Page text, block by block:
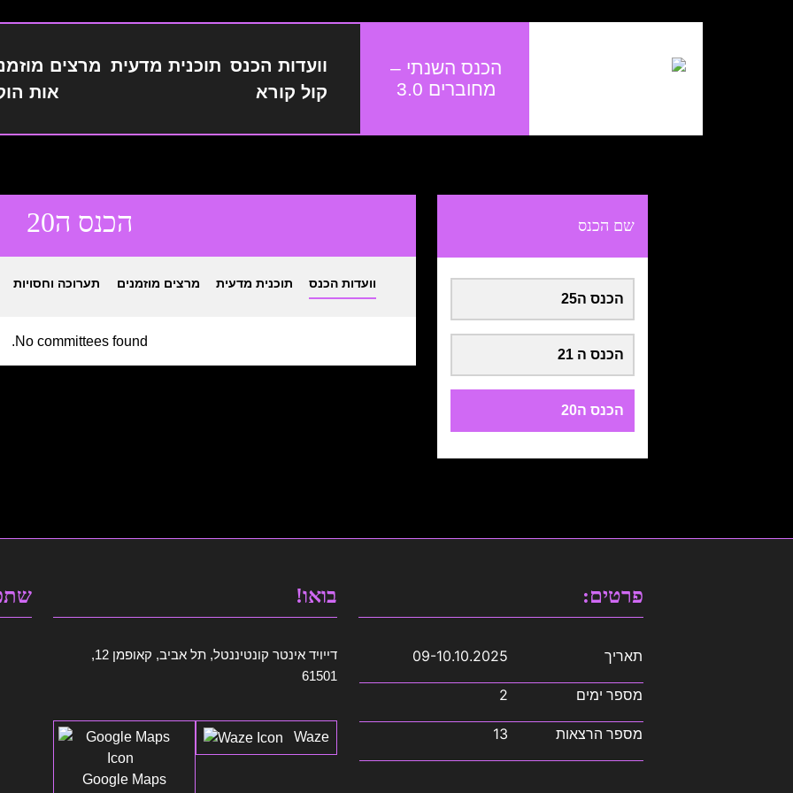
הכנס השנתי –
מחוברים 3.0
וועדות הכנס תוכנית מדעית מרצים
קול קורא
אות
שם הכנס
הכנס ה25
הכנס ה 21
הכנס ה20
הכנס ה20
וועדות הכנס תוכנית מדעית מרצים מוזמנים תערוכה וחסויות
No committees found.
פרטים:
תאריך 09-10.10.2025
מספר ימים 2
מספר הרצאות 13
בואו!
דייויד אינטר קונטיננטל, תל אביב, קאופמן 12,
61501
Waze
Google Maps